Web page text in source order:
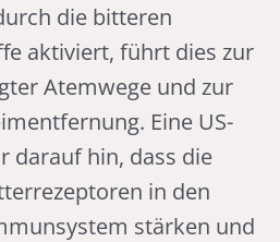
die bitteren
aktiviert, führt dies zur
Atemwege und zur
Eine US-
darauf hin, dass die
in den
stärken und